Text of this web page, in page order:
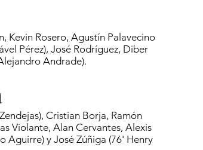
Kevin Rosero, Agustín Palavecino
Pérez), José Rodríguez, Diber
Andrade).
Cristian Borja, Ramón
Violante, Alan Cervantes, Alexis
Aguirre) y José Zúñiga (76' Henry